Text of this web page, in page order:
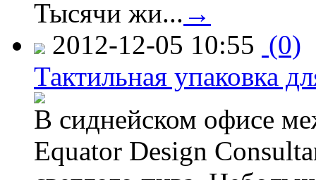
Тысячи жи... →
2012-12-05 10:55 (0)
Тактильная упаковка
В сиднейском офисе
Equator Design